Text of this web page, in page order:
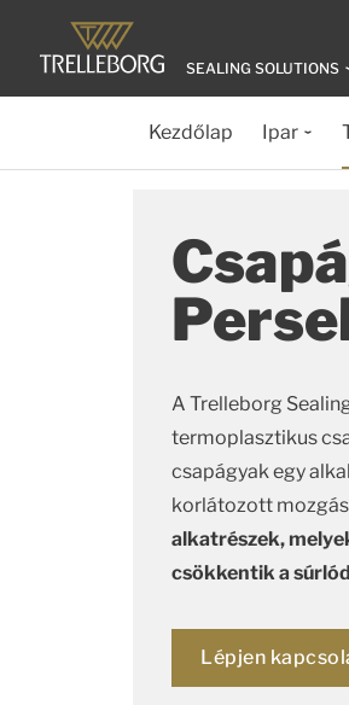
SEALING SOLUTIONS
Kezdőlap Ipar
A Trelleborg
termoplasztikus
csapágyak egy
korlátozott
alkatrészek,
csökkentik a
Lépjen